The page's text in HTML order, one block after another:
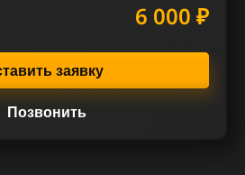
6 000 ₽
заявку
Позвонить